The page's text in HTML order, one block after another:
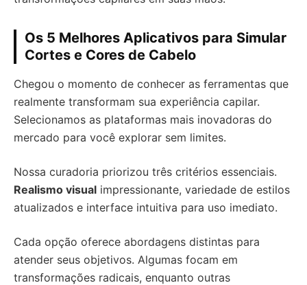
Os 5 Melhores Aplicativos para Simular
Cortes e Cores de Cabelo
Chegou o momento de conhecer as ferramentas que
realmente transformam sua experiência capilar.
Selecionamos as plataformas mais inovadoras do
mercado para você explorar sem limites.
Nossa curadoria priorizou três critérios essenciais.
Realismo visual impressionante, variedade de estilos
atualizados e interface intuitiva para uso imediato.
Cada opção oferece abordagens distintas para
atender seus objetivos. Algumas focam em
transformações radicais, enquanto outras